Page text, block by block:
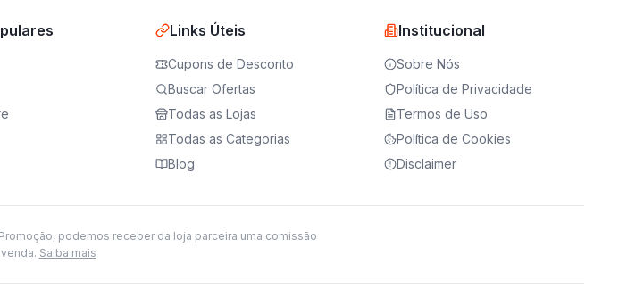
Links Úteis
Cupons de Desconto
Buscar Ofertas
Todas as Lojas
Todas as Categorias
Blog
Institucional
Sobre Nós
Política de Privacidade
Termos de Uso
Política de Cookies
Disclaimer
podemos receber da loja parceira uma comissão
Saiba mais